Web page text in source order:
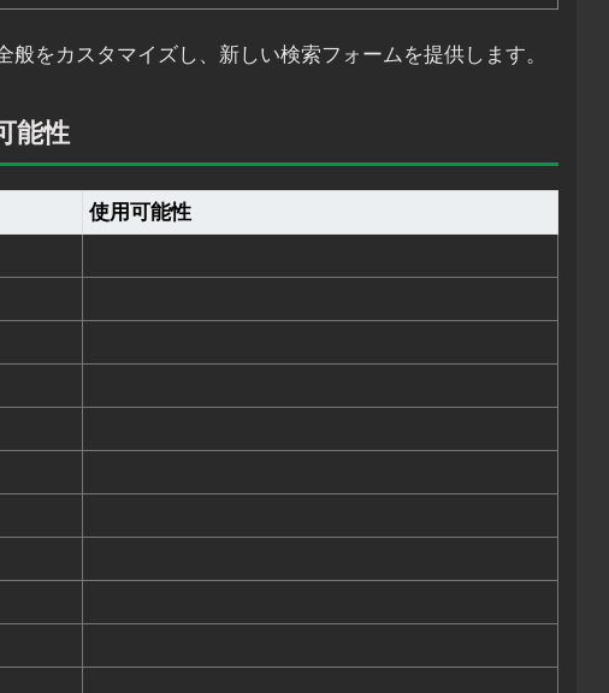
をカスタマイズし、新しい検索フォームを提供します。
能性
使用可能性